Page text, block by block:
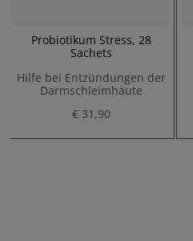
Probiotikum Stress, 28
Sachets
Hilfe bei Entzündungen der
Darmschleimhäute
€ 31,90